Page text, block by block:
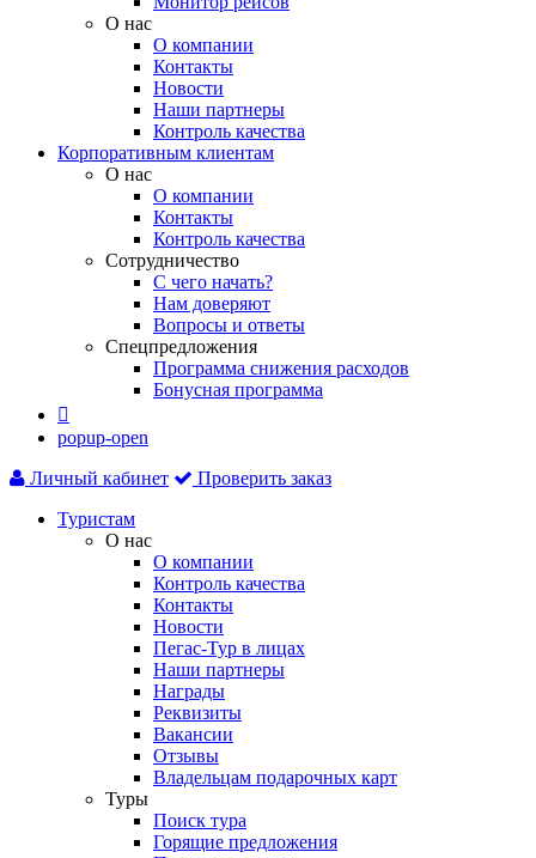
О нас
О компании
Контакты
Новости
Наши партнеры
Контроль качества
Корпоративным клиентам
О нас
О компании
Контакты
Контроль качества
Сотрудничество
С чего начать?
Нам доверяют
Вопросы и ответы
Спецпредложения
Программа снижения расходов
Бонусная программа

popup-open
Личный кабинет
Проверить заказ
Туристам
О нас
О компании
Контроль качества
Контакты
Новости
Пегас-Тур в лицах
Наши партнеры
Награды
Реквизиты
Вакансии
Отзывы
Владельцам подарочных карт
Туры
Поиск тура
Горящие предложения